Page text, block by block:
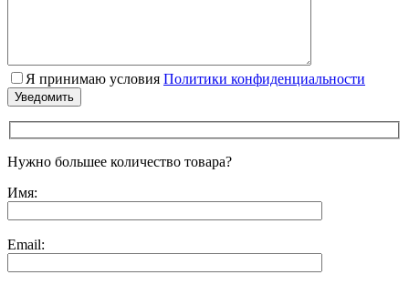
Я принимаю условия Политики конфиденциальности
Нужно большее количество товара?
Имя:
Email: